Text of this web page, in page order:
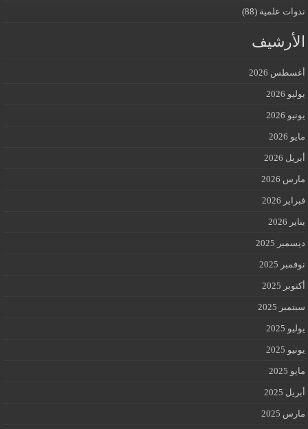
ندوات علمية (88)
الأرشيف
أغسطس 2026
يوليو 2026
يونيو 2026
مايو 2026
أبريل 2026
مارس 2026
فبراير 2026
يناير 2026
ديسمبر 2025
نوفمبر 2025
أكتوبر 2025
سبتمبر 2025
يوليو 2025
يونيو 2025
مايو 2025
أبريل 2025
مارس 2025